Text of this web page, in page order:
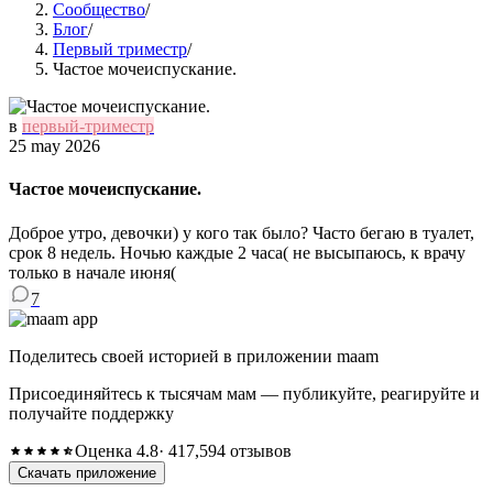
Сообщество/
Блог/
Первый триместр/
Частое мочеиспускание.
в первый-триместр
25 may 2026
Частое мочеиспускание.
Доброе утро, девочки) у кого так было? Часто бегаю в туалет,
срок 8 недель. Ночью каждые 2 часа( не высыпаюсь, к врачу
только в начале июня(
7
Поделитесь своей историей в приложении maam
Присоединяйтесь к тысячам мам — публикуйте, реагируйте и
получайте поддержку
Оценка 4.8· 417,594 отзывов
Скачать приложение